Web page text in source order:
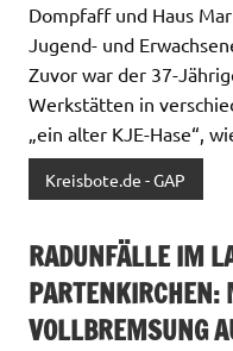
Dompfaff und Haus
Jugend- und
Zuvor war der 37-
Werkstätten in
„ein alter KJE-Hase“,
Kreisbote.de - GAP
RADUNFÄLLE IM
VOLLBREMSUNG